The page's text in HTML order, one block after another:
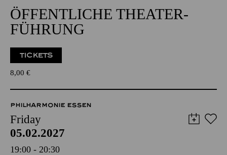
ÖFFENTLICHE THEATER­
FÜHRUNG
TICKETS
8,00 €
PHILHARMONIE ESSEN
Friday
05.02.2027
19:00 - 20:30